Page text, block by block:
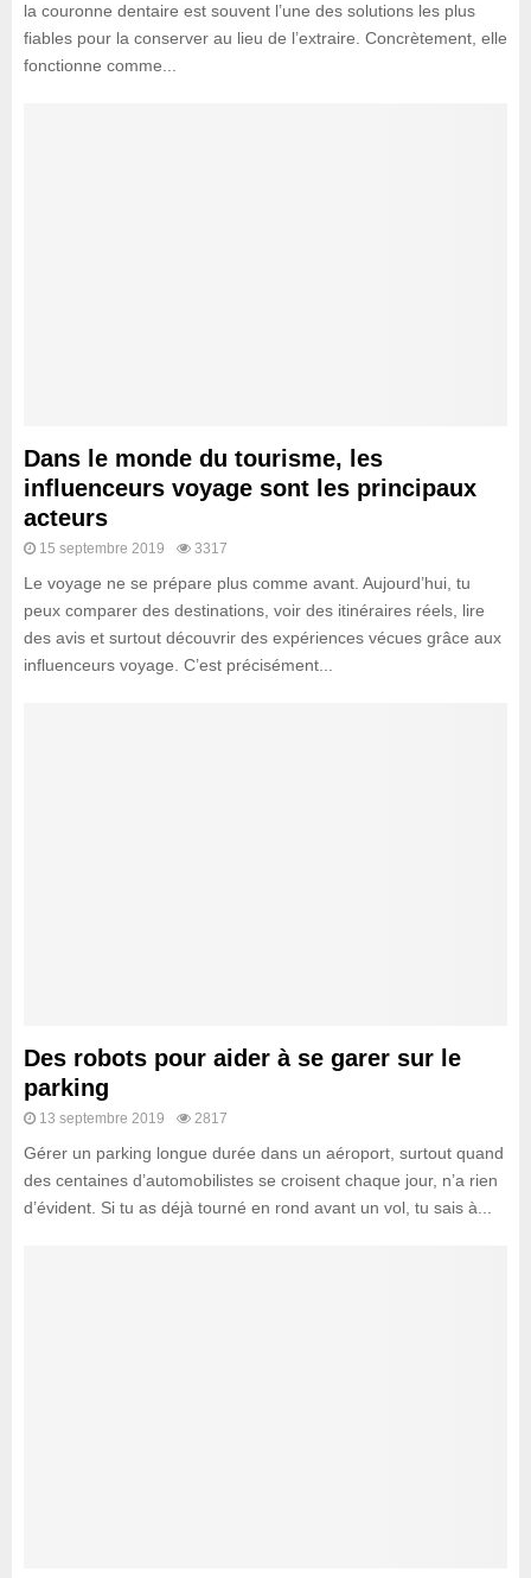
la couronne dentaire est souvent l’une des solutions les plus
fiables pour la conserver au lieu de l’extraire. Concrètement, elle
fonctionne comme...
Dans le monde du tourisme, les
influenceurs voyage sont les principaux
acteurs
15 septembre 2019 3317
Le voyage ne se prépare plus comme avant. Aujourd’hui, tu
peux comparer des destinations, voir des itinéraires réels, lire
des avis et surtout découvrir des expériences vécues grâce aux
influenceurs voyage. C’est précisément...
Des robots pour aider à se garer sur le
parking
13 septembre 2019 2817
Gérer un parking longue durée dans un aéroport, surtout quand
des centaines d’automobilistes se croisent chaque jour, n’a rien
d’évident. Si tu as déjà tourné en rond avant un vol, tu sais à...